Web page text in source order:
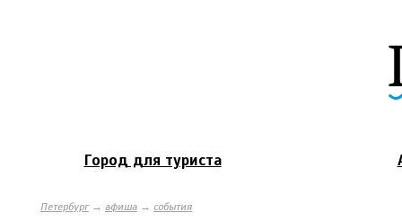
Город для туриста
Петербург→ афиша → события